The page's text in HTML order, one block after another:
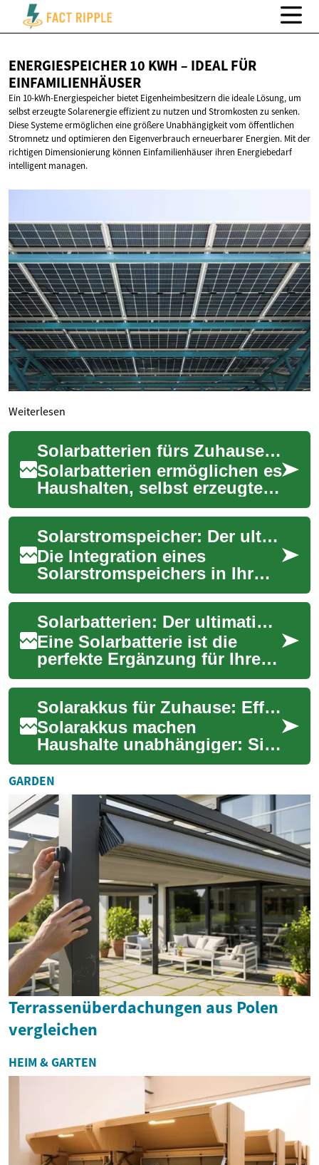
ENERGIESPEICHER 10 KWH – IDEALFÜR
EINFAMILIENHÄUSER
Ein 10-kWh-Energiespeicher bietet Eigenheimbesitzern die ideale Lösung, um
selbst erzeugte Solarenergie effizient zu nutzen und Stromkosten zu senken.
Diese Systeme ermöglichen eine größere Unabhängigkeit vom öffentlichen
Stromnetz und optimieren den Eigenverbrauch erneuerbarer Energien. Mit der
richtigen Dimensionierung können Einfamilienhäuser ihren Energiebedarf
intelligent managen.
Weiterlesen
Solarbatterien fürs Zuhause: Energiespeicher & Vorteile
Solarbatterien ermöglichen es
Haushalten, selbst erzeugten
Solarstrom zu speichern und
bei Bedarf zu nutzen.
Erfahren...
Solarstromspeicher: Der ultimative Leitfaden für Hausbesitzer
Die Integration eines
Solarstromspeichers in Ihr
Energiesystem zu Hause ist
ein wichtiger Schritt in
Richtung Energie...
Solarbatterien: Der ultimative Leitfaden für Photovoltaik-Energiespeicher
Eine Solarbatterie ist die
perfekte Ergänzung für Ihre
Photovoltaikanlage, da sie
überschüssigen Solarstrom
speichert...
Solarakkus für Zuhause: Effiziente Energiespeicher im Blick
Solarakkus machen
Haushalte unabhängiger: Sie
speichern überschüssigen
Solarstrom, erhöhen den
Eigenverbrauch und sor...
GARDEN
Terrassenüberdachungen aus Polen
vergleichen
HEIM & GARTEN